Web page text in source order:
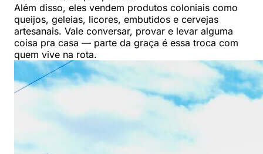
Além disso, eles vendem produtos coloniais como
queijos, geleias, licores, embutidos e cervejas
artesanais. Vale conversar, provar e levar alguma
coisa pra casa — parte da graça é essa troca com
quem vive na rota.